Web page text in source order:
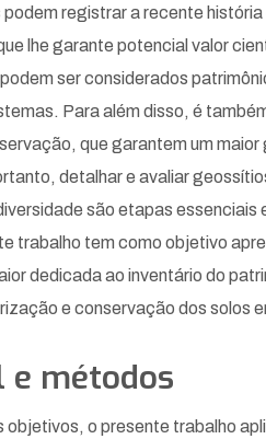
podem registrar a recente
lhe garante potencial valor
ser considerados
Para além disso, é
que garantem um
detalhar e avaliar
são etapas
trabalho tem como objetivo
dedicada ao inventário do
e conservação dos solos
métodos
objetivos, o presente trabalho